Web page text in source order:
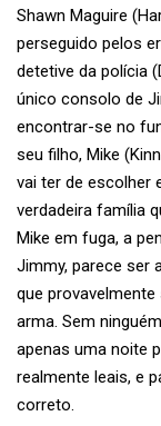
Shawn Maguire
perseguido pelos
detetive da polícia
único consolo de
encontrar-se no
seu filho, Mike
vai ter de escolher
verdadeira família
Mike em fuga, a
Jimmy, parece ser
que
arma. Sem
apenas uma noite
realmente leais, e
correto.